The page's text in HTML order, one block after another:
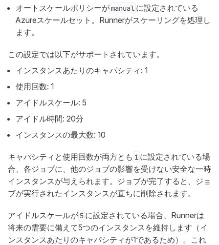
オートスケールポリシーがmanual に設定されている
Azureスケールセット。Runnerがスケーリングを処理し
ます。
この設定では以下がサポートされています。
インスタンスあたりのキャパシティ: 1
使用回数: 1
アイドルスケール: 5
アイドル時間: 20分
インスタンスの最大数: 10
キャパシティと使用回数が両方とも 1 に設定されている場
合、各ジョブに、他のジョブの影響を受けない安全な一時
インスタンスが与えられます。ジョブが完了すると、ジョ
ブが実行されたインスタンスが直ちに削除されます。
アイドルスケールが 5 に設定されている場合、Runnerは
将来の需要に備えて5つのインスタンスを維持します（イ
ンスタンスあたりのキャパシティが1であるため）。これ